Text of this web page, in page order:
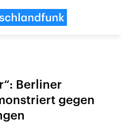
Berliner
gegen